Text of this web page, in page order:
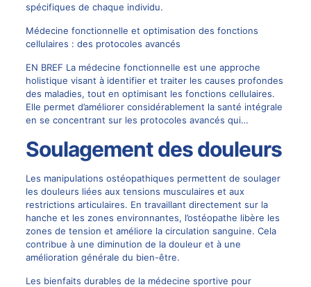
spécifiques de chaque individu.
Médecine fonctionnelle et optimisation des fonctions
cellulaires : des protocoles avancés
EN BREF La médecine fonctionnelle est une approche
holistique visant à identifier et traiter les causes profondes
des maladies, tout en optimisant les fonctions cellulaires.
Elle permet d’améliorer considérablement la santé intégrale
en se concentrant sur les protocoles avancés qui…
Soulagement des douleurs
Les manipulations ostéopathiques permettent de soulager
les douleurs liées aux tensions musculaires et aux
restrictions articulaires. En travaillant directement sur la
hanche et les zones environnantes, l’ostéopathe libère les
zones de tension et améliore la circulation sanguine. Cela
contribue à une diminution de la douleur et à une
amélioration générale du bien-être.
Les bienfaits durables de la médecine sportive pour